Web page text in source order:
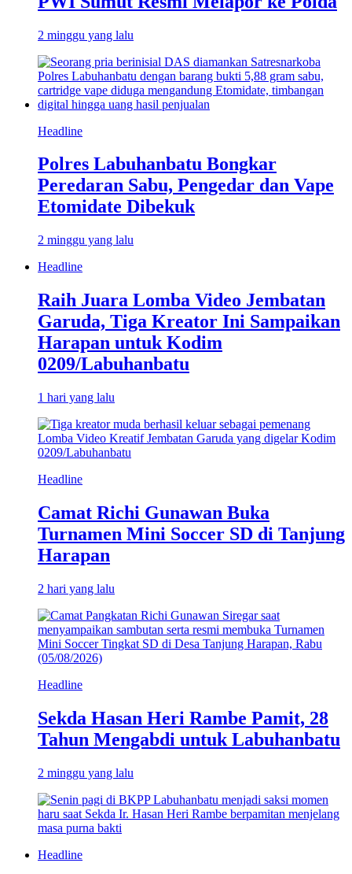
2 minggu yang lalu
Headline
Polres Labuhanbatu Bongkar
Peredaran Sabu, Pengedar dan Vape
Etomidate Dibekuk
2 minggu yang lalu
Headline
Raih Juara Lomba Video Jembatan
Garuda, Tiga Kreator Ini Sampaikan
Harapan untuk Kodim
0209/Labuhanbatu
1 hari yang lalu
Headline
Camat Richi Gunawan Buka
Turnamen Mini Soccer SD di Tanjung
Harapan
2 hari yang lalu
Headline
Sekda Hasan Heri Rambe Pamit, 28
Tahun Mengabdi untuk Labuhanbatu
2 minggu yang lalu
Headline